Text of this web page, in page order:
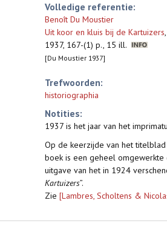
Volledige referentie:
Benoît Du Moustier
Uit koor en kluis bij de Kartuizers,
1937, 167-(1) p., 15 ill.
[Du Moustier 1937]
Trefwoorden:
historiographia
Notities:
1937 is het jaar van het
Op de keerzijde van het titelblad
boek is een geheel omgewerkte
uitgave van het in 1924
Kartuizers”.
Zie [Lambres, Scholtens &